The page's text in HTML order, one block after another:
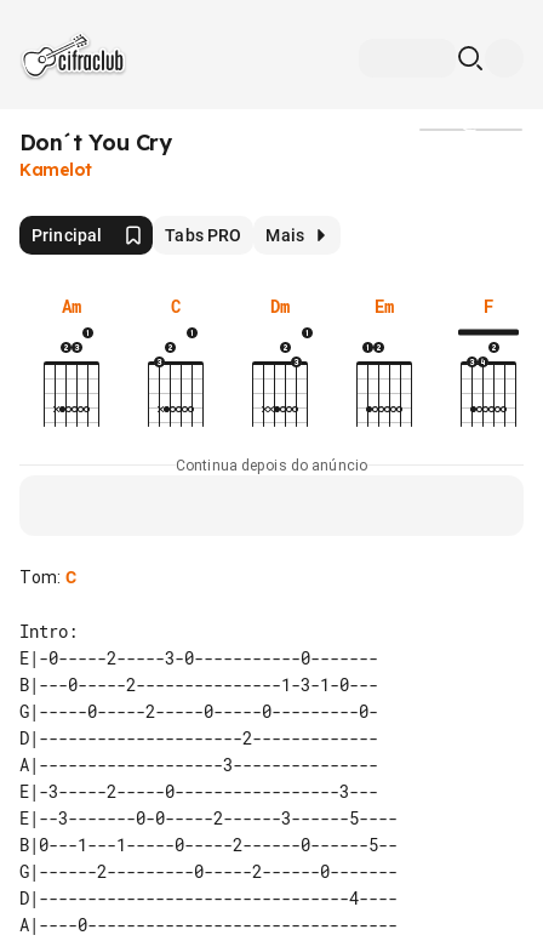
Don´t You Cry
Kamelot
Principal Tabs PRO Mais
Am C Dm Em F
Continua depois do anúncio
Tom: C
Intro:
E|-0-----2-----3-0-----------0-------
B|---0-----2---------------1-3-1-0---
G|-----0-----2-----0-----0---------0-
D|---------------------2-------------
A|-------------------3---------------
E|-3-----2-----0-----------------3---
E|--3-------0-0-----2------3------5----
B|0---1---1-----0-----2------0------5--
G|------2---------0-----2------0-------
D|--------------------------------4----
A|----0--------------------------------